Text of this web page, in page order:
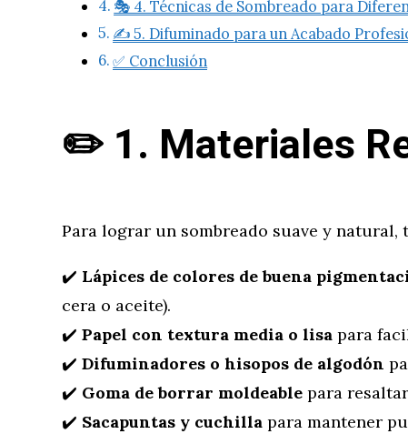
🎭 4. Técnicas de Sombreado para
✍️ 5. Difuminado para un Acabado
✅ Conclusión
✏️ 1. Materiales
Para lograr un sombreado suave y natural,
✔️ Lápices de colores de buena
cera o aceite).
✔️ Papel con textura media o lisa para
✔️ Difuminadores o hisopos de algodón
✔️ Goma de borrar moldeable para
✔️ Sacapuntas y cuchilla para mantener